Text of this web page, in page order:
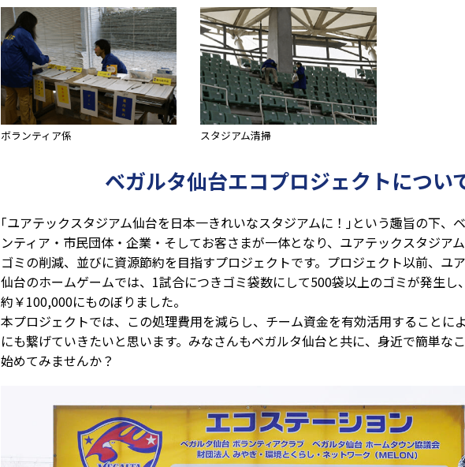
ボランティア係 スタジアム清掃
ベガルタ仙台エコプロジェクトについ
｢ユアテックスタジアム仙台を日本一きれいなスタジアムに！｣という趣旨の下、
ンティア・市民団体・企業・そしてお客さまが一体となり、ユアテックスタジア
ゴミの削減、並びに資源節約を目指すプロジェクトです。プロジェクト以前、ユ
仙台のホームゲームでは、1試合につきゴミ袋数にして500袋以上のゴミが発生し
約￥100,000にものぼりました。
本プロジェクトでは、この処理費用を減らし、チーム資金を有効活用することに
にも繋げていきたいと思います。みなさんもベガルタ仙台と共に、身近で簡単な
始めてみませんか？